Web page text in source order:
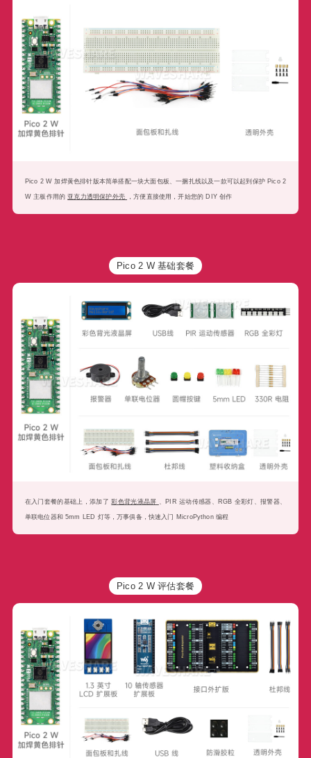
Pico 2 W 加焊黄色排针版本简单搭配一块大面包板、一捆扎线以及一款可以起到保护 Pico 2
W 主板作用的亚克力透明保护外壳 ，方便直接使用，开始您的 DIY 创作
Pico 2 W 基础套餐
在入门套餐的基础上，添加了彩色背光液晶屏 、PIR 运动传感器、RGB 全彩灯、报警器、
单联电位器和 5mm LED 灯等，万事俱备，快速入门 MicroPython 编程
Pico 2 W 评估套餐